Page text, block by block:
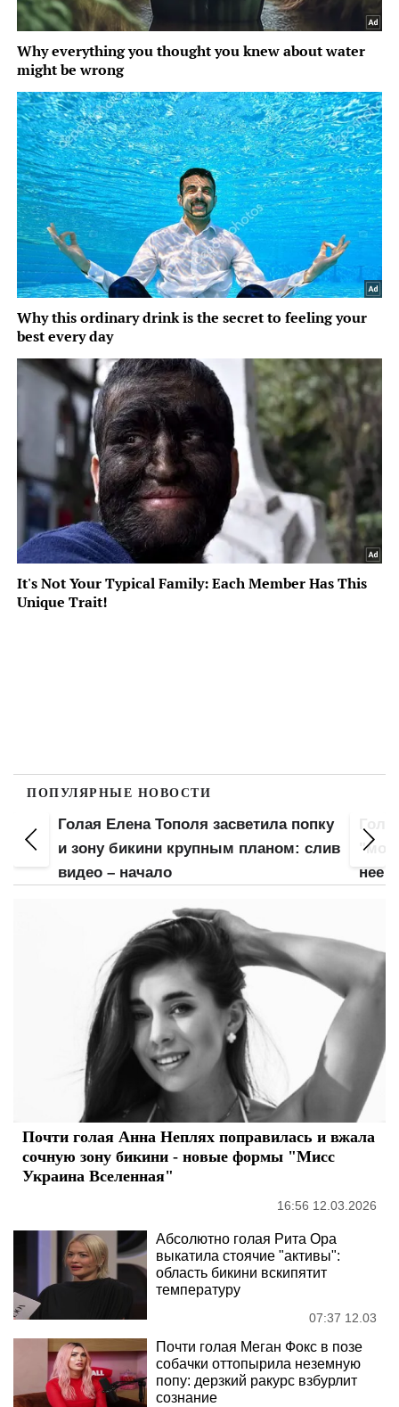
ПОПУЛЯРНЫЕ НОВОСТИ
Голая Елена Тополя засветила попку
и зону бикини крупным планом: слив
видео – начало
нее
Почти голая Анна Неплях поправилась и вжала
сочную зону бикини - новые формы "Мисс
Украина Вселенная"
16:56 12.03.2026
Абсолютно голая Рита Ора
выкатила стоячие "активы":
область бикини вскипятит
температуру
07:37 12.03
Почти голая Меган Фокс в позе
собачки оттопырила неземную
попу: дерзкий ракурс взбурлит
сознание